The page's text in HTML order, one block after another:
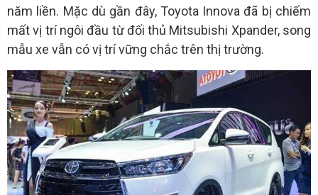
năm liền. Mặc dù gần đây, Toyota Innova đã bị chiếm
mất vị trí ngôi đầu từ đối thủ Mitsubishi Xpander, song
mẫu xe vẫn có vị trí vững chắc trên thị trường.